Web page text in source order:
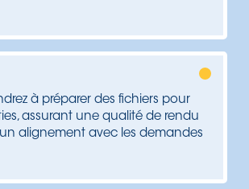
à préparer des fichiers pour
assurant une qualité de rendu
alignement avec les demandes